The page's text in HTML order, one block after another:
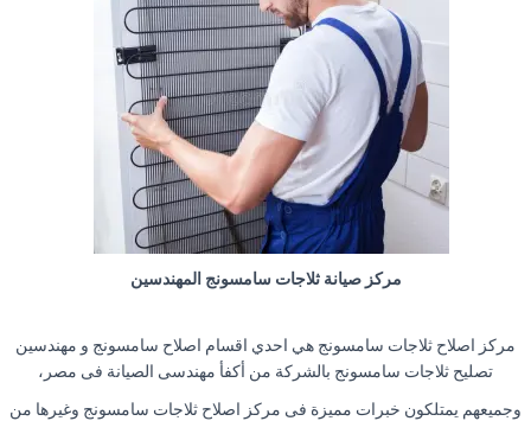
مركز صيانة ثلاجات سامسونج المهندسين
مركز اصلاح ثلاجات سامسونج هي احدي اقسام اصلاح سامسونج و مهندسين
تصليح ثلاجات سامسونج بالشركة من أكفأ مهندسى الصيانة فى مصر،
وجميعهم يمتلكون خبرات مميزة فى مركز اصلاح ثلاجات سامسونج وغيرها من